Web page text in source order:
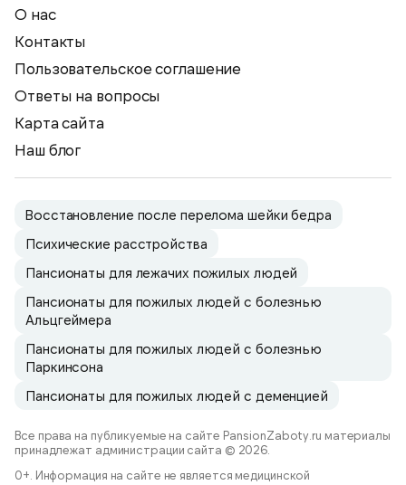
О нас
Контакты
Пользовательское соглашение
Ответы на вопросы
Карта сайта
Наш блог
Восстановление после перелома шейки бедра
Психические расстройства
Пансионаты для лежачих пожилых людей
Пансионаты для пожилых людей с болезнью
Альцгеймера
Пансионаты для пожилых людей с болезнью
Паркинсона
Пансионаты для пожилых людей с деменцией
Все права на публикуемые на сайте PansionZaboty.ru материалы
принадлежат администрации сайта © 2026.
0+. Информация на сайте не является медицинской